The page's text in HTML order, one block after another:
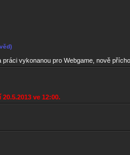
vykonanou pro Webgame, nově
ve 12:00.